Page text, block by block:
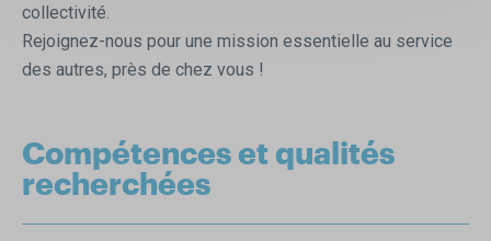
collectivité.
Rejoignez-nous pour une mission essentielle au service
des autres, près de chez vous !
Compétences et qualités
recherchées